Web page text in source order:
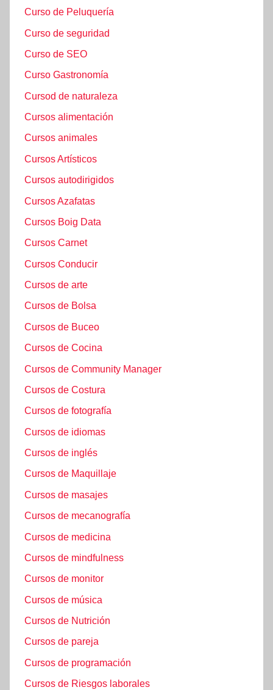
Curso de Peluquería
Curso de seguridad
Curso de SEO
Curso Gastronomía
Cursod de naturaleza
Cursos alimentación
Cursos animales
Cursos Artísticos
Cursos autodirigidos
Cursos Azafatas
Cursos Boig Data
Cursos Carnet
Cursos Conducir
Cursos de arte
Cursos de Bolsa
Cursos de Buceo
Cursos de Cocina
Cursos de Community Manager
Cursos de Costura
Cursos de fotografía
Cursos de idiomas
Cursos de inglés
Cursos de Maquillaje
Cursos de masajes
Cursos de mecanografía
Cursos de medicina
Cursos de mindfulness
Cursos de monitor
Cursos de música
Cursos de Nutrición
Cursos de pareja
Cursos de programación
Cursos de Riesgos laborales